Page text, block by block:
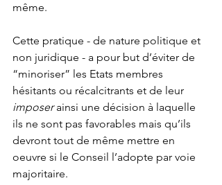
même.
Cette pratique - de nature politique et
non juridique - a pour but d’éviter de
“minoriser” les Etats membres
hésitants ou récalcitrants et de leur
imposer ainsi une décision à laquelle
ils ne sont pas favorables mais qu’ils
devront tout de même mettre en
oeuvre si le Conseil l’adopte par voie
majoritaire.